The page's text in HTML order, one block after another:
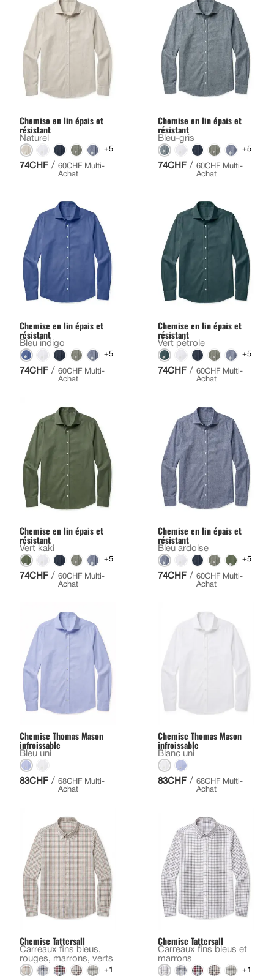
Chemise en lin épais et
résistant
Naturel
+5
74CHF / 60CHF Multi-
Achat
Chemise en lin épais et
résistant
Bleu-gris
+5
74CHF / 60CHF Multi-
Achat
Chemise en lin épais et
résistant
Bleu indigo
+5
74CHF / 60CHF Multi-
Achat
Chemise en lin épais et
résistant
Vert pétrole
+5
74CHF / 60CHF Multi-
Achat
Chemise en lin épais et
résistant
Vert kaki
+5
74CHF / 60CHF Multi-
Achat
Chemise en lin épais et
résistant
Bleu ardoise
+5
74CHF / 60CHF Multi-
Achat
Chemise Thomas Mason
infroissable
Bleu uni
83CHF / 68CHF Multi-
Achat
Chemise Thomas Mason
infroissable
Blanc uni
83CHF / 68CHF Multi-
Achat
Chemise Tattersall
Carreaux fins bleus,
rouges, marrons, verts
+1
Chemise Tattersall
Carreaux fins bleus et
marrons
+1